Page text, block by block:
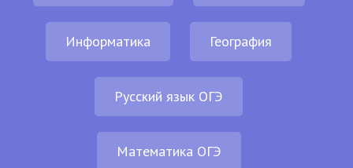
Информатика География
Русский язык ОГЭ
Математика ОГЭ